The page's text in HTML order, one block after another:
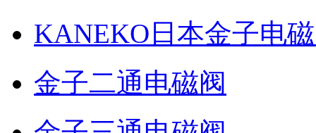
KANEKO日本金子电
金子二通电磁阀